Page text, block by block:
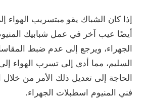
إذا كان الشباك يقو مبتسريب الهواء
أيضًا عيب آخر في عمل شبابيك
الجهراء، ويرجع إلى عدم ضبط
السليم، مما أدى إلى تسرب الهواء
الحاجة إلى تعديل ذلك الأمر من خلال
فني المنيوم اسطبلات الجهراء.